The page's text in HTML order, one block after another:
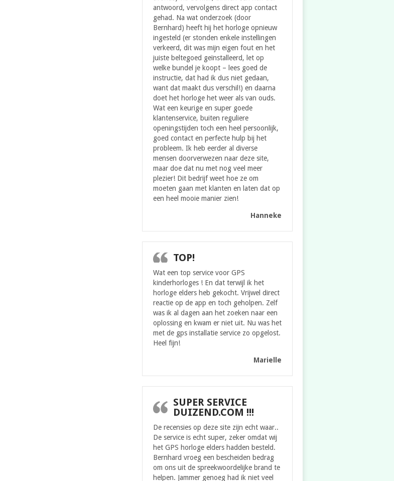
antwoord, vervolgens direct app contact
gehad. Na wat onderzoek (door
Bernhard) heeft hij het horloge opnieuw
ingesteld (er stonden enkele instellingen
verkeerd, dit was mijn eigen fout en het
juiste beltegoed geïnstalleerd, let op
welke bundel je koopt – lees goed de
instructie, dat had ik dus niet gedaan,
want dat maakt dus verschil!) en daarna
doet het horloge het weer als van ouds.
Wat een keurige en super goede
klantenservice, buiten reguliere
openingstijden toch een heel persoonlijk,
goed contact en perfecte hulp bij het
probleem. Ik heb eerder al diverse
mensen doorverwezen naar deze site,
maar doe dat nu met nog veel meer
plezier! Dit bedrijf weet hoe ze om
moeten gaan met klanten en laten dat op
een heel mooie manier zien!
Hanneke
TOP!
Wat een top service voor GPS
kinderhorloges ! En dat terwijl ik het
horloge elders heb gekocht. Vrijwel direct
reactie op de app en toch geholpen. Zelf
was ik al dagen aan het zoeken naar een
oplossing en kwam er niet uit. Nu was het
met de gps installatie service zo opgelost.
Heel fijn!
Marielle
SUPER SERVICE
DUIZEND.COM !!!
De recensies op deze site zijn echt waar..
De service is echt super, zeker omdat wij
het GPS horloge elders hadden besteld.
Bernhard vroeg een bescheiden bedrag
om ons uit de spreekwoordelijke brand te
helpen. Jammer genoeg had ik niet veel